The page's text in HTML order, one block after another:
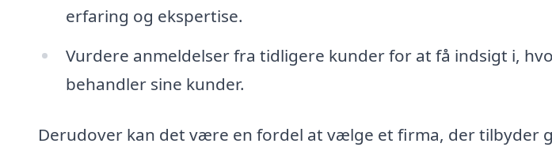
erfaring og ekspertise.
Vurdere anmeldelser fra tidligere kunder for at få indsigt i,
behandler sine kunder.
Derudover kan det være en fordel at vælge et firma, der tilbyder